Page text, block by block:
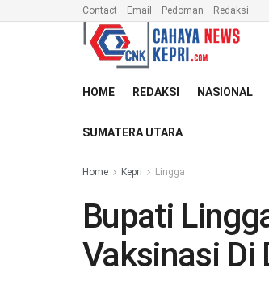
Contact Email Pedoman Redaksi
HOME REDAKSI NASIONAL
SUMATERA UTARA
Home Kepri Lingga
Bupati
Vaksinasi Di